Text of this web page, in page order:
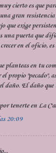
cierto es que
gran
que exige
una puerta que
en el oficio,
planteas en tu
propio "pecado",
daño. El daño que
tenerte en La
20:09